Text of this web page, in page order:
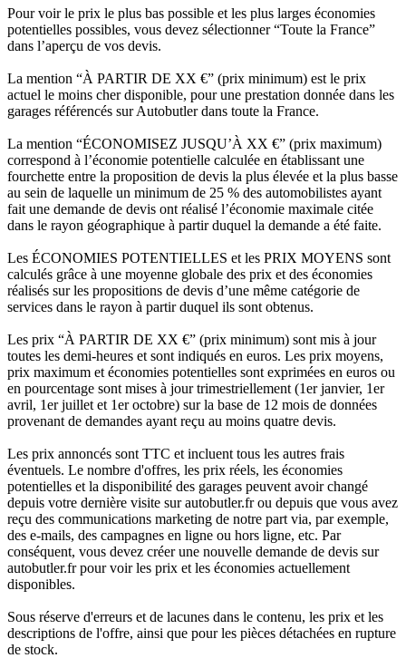
Pour voir le prix le plus bas possible et les plus larges économies
potentielles possibles, vous devez sélectionner “Toute la France”
dans l’aperçu de vos devis.
La mention “À PARTIR DE XX €” (prix minimum) est le prix
actuel le moins cher disponible, pour une prestation donnée dans les
garages référencés sur Autobutler dans toute la France.
La mention “ÉCONOMISEZ JUSQU’À XX €” (prix maximum)
correspond à l’économie potentielle calculée en établissant une
fourchette entre la proposition de devis la plus élevée et la plus basse
au sein de laquelle un minimum de 25 % des automobilistes ayant
fait une demande de devis ont réalisé l’économie maximale citée
dans le rayon géographique à partir duquel la demande a été faite.
Les ÉCONOMIES POTENTIELLES et les PRIX MOYENS sont
calculés grâce à une moyenne globale des prix et des économies
réalisés sur les propositions de devis d’une même catégorie de
services dans le rayon à partir duquel ils sont obtenus.
Les prix “À PARTIR DE XX €” (prix minimum) sont mis à jour
toutes les demi-heures et sont indiqués en euros. Les prix moyens,
prix maximum et économies potentielles sont exprimées en euros ou
en pourcentage sont mises à jour trimestriellement (1er janvier, 1er
avril, 1er juillet et 1er octobre) sur la base de 12 mois de données
provenant de demandes ayant reçu au moins quatre devis.
Les prix annoncés sont TTC et incluent tous les autres frais
éventuels. Le nombre d'offres, les prix réels, les économies
potentielles et la disponibilité des garages peuvent avoir changé
depuis votre dernière visite sur autobutler.fr ou depuis que vous avez
reçu des communications marketing de notre part via, par exemple,
des e-mails, des campagnes en ligne ou hors ligne, etc. Par
conséquent, vous devez créer une nouvelle demande de devis sur
autobutler.fr pour voir les prix et les économies actuellement
disponibles.
Sous réserve d'erreurs et de lacunes dans le contenu, les prix et les
descriptions de l'offre, ainsi que pour les pièces détachées en rupture
de stock.